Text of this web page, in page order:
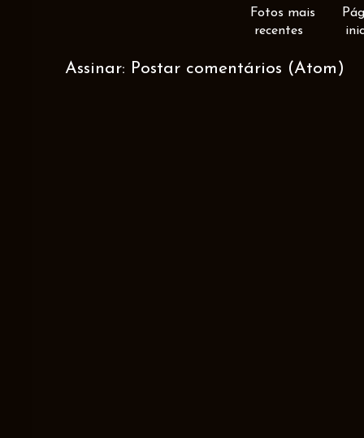
Fotos mais
recentes
Assinar: Postar comentários (Atom)